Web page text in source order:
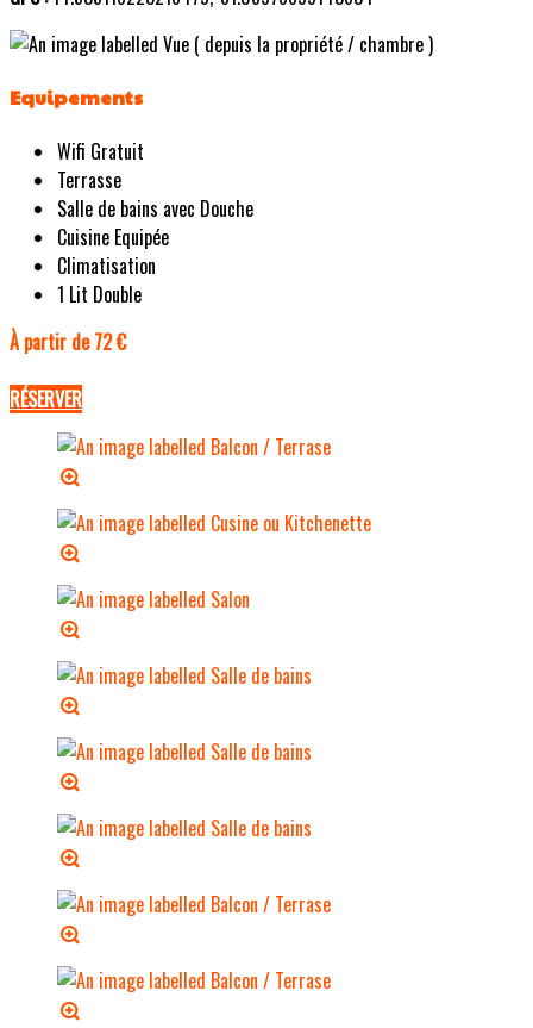
Equipements
Wifi Gratuit
Terrasse
Salle de bains avec Douche
Cuisine Equipée
Climatisation
1 Lit Double
À partir de 72 €
RÉSERVER